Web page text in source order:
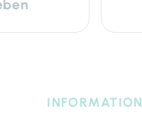
INFORMATION